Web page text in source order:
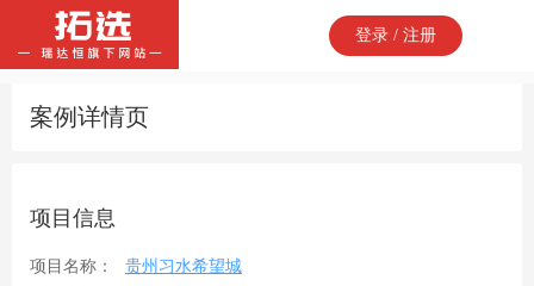
登录 / 注册
案例详情页
项目信息
项目名称：
贵州习水希望城